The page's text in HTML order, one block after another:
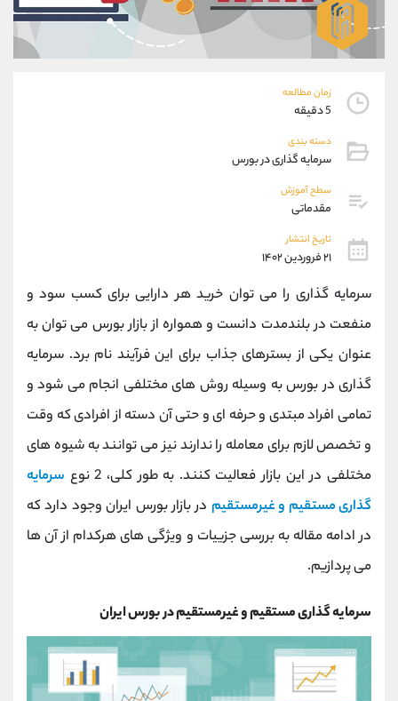
زمان مطالعه
5 دقیقه
دسته بندی
سرمایه گذاری در بورس
سطح آموزش
مقدماتی
تاریخ انتشار
۲۱ فروردین ۱۴۰۲
سرمایه گذاری را می توان خرید هر دارایی برای کسب سود و
منفعت در بلندمدت دانست و همواره از بازار بورس می توان به
عنوان یکی از بسترهای جذاب برای این فرآیند نام برد. سرمایه
گذاری در بورس به وسیله روش های مختلفی انجام می شود و
تمامی افراد مبتدی و حرفه ای و حتی آن دسته از افرادی که وقت
و تخصص لازم برای معامله را ندارند نیز می توانند به شیوه های
مختلفی در این بازار فعالیت کنند. به طور کلی، 2 نوع
سرمایه
گذاری مستقیم و غیرمستقیم در بازار بورس ایران وجود دارد که
در ادامه مقاله به بررسی جزییات و ویژگی های هرکدام از آن ها
می پردازیم.
سرمایه گذاری مستقیم و غیرمستقیم در بورس ایران
09194198792
واتساپ شروع گفتگو
تلگرام @Armteam_admin_33
پشتیبان فروش
موبایل
اطلاعات تماس (دفتر فروش)
تلفن 021-22021030
021-22021040
اینستاگرام @alireza.mehrabii
کانال تلگرام @alirezamehrabi_com
@alirezamehrabi_official